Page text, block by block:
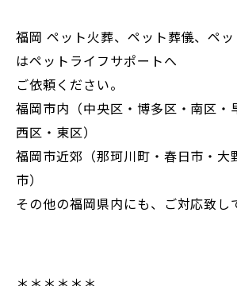
福岡 ペット火葬、ペット葬儀、ペ
はペットライフサポートへ
ご依頼ください。
福岡市内（中央区・博多区・南区・
西区・東区）
福岡市近郊（那珂川町・春日市・大
市）
その他の福岡県内にも、ご対応致し